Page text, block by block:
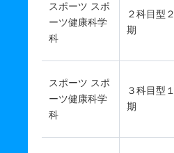
スポーツ スポ
ーツ健康科学
科
２科目型２
期
スポーツ スポ
ーツ健康科学
科
３科目型１
期